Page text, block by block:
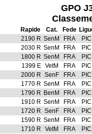
GPO
Rapide Cat. Fede
2190 R SenM FRA
PIC
2030 R SenM FRA
PIC
1800 R SenM FRA
PIC
1399 E VetM FRA
PIC
2000 R SenF FRA
PIC
1770 R SenM FRA
PIC
1790 R BenM FRA
PIC
1910 R SenM FRA
PIC
1720 R SenF FRA
PIC
1590 R SenM FRA
PIC
1710 R VetM FRA
PIC